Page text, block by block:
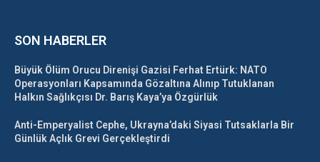
SON HABERLER
Büyük Ölüm Orucu Direnişi Gazisi Ferhat Ertürk: NATO
Operasyonları Kapsamında Gözaltına Alınıp Tutuklanan
Halkın Sağlıkçısı Dr. Barış Kaya’ya Özgürlük
Anti-Emperyalist Cephe, Ukrayna’daki Siyasi Tutsaklarla Bir
Günlük Açlık Grevi Gerçekleştirdi